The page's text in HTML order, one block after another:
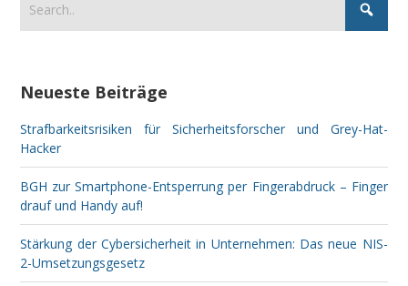
Neueste Beiträge
Strafbarkeitsrisiken für Sicherheitsforscher und Grey-Hat-
Hacker
BGH zur Smartphone-Entsperrung per Fingerabdruck – Finger
drauf und Handy auf!
Stärkung der Cybersicherheit in Unternehmen: Das neue NIS-
2-Umsetzungsgesetz